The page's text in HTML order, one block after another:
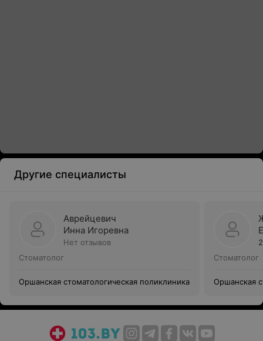
Другие специалисты
Аврейцевич
Инна Игоревна
Нет отзывов
Стоматолог
Оршанская стоматологическая поликлиника
Стоматолог
Оршанская